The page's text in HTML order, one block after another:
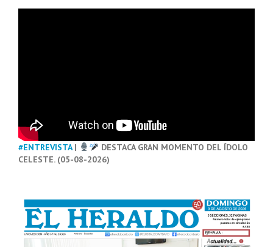
#ENTREVISTA|
DESTACA GRAN MOMENTO DEL ÍDOLO
CELESTE. (05-08-2026)